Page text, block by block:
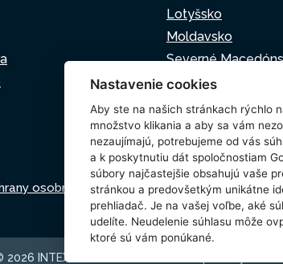
Lotyšsko
Moldavsko
Severné
Srbsko
Slovinsko
osobných údajov Zásady používania
INTEX TRADING s.r.o. Všechna
Nastavenie cookies
Aby ste na našich stránkach rýchlo
množstvo klikania a aby sa vám
nezaujímajú, potrebujeme od vás
a k poskytnutiu dát spoločnostiam
súbory najčastejšie obsahujú vaše
stránkou a predovšetkým unikátne
prehliadač. Je na vašej voľbe, aké
udelíte. Neudelenie súhlasu mȏže
ktoré sú vám ponúkané.